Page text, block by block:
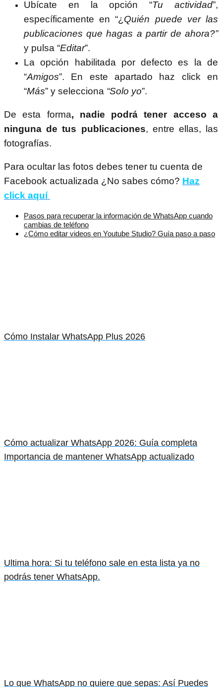
Ubícate en la opción “Tu actividad”,
específicamente en “¿ Quién puede ver las
publicaciones que hagas a partir de ahora?”
y pulsa “Editar”.
La opción habilitada por defecto es la de
“Amigos”. En este apartado haz click en
“Más” y selecciona “Solo yo”.
De esta forma, nadie podrá tener acceso a
ninguna de tus publicaciones, entre ellas, las
fotografías.
Para ocultar las fotos debes tener tu cuenta de
Facebook actualizada ¿No sabes cómo? Haz
click aquí
Pasos para recuperar la información de WhatsApp cuando
cambias de teléfono
¿Cómo editar videos en Youtube Studio? Guía paso a paso
Cómo Instalar WhatsApp Plus 2026
Cómo actualizar WhatsApp 2026: Guía completa
Importancia de mantener WhatsApp actualizado
Ultima hora: Si tu teléfono sale en esta lista ya no
podrás tener WhatsApp.
Lo que WhatsApp no quiere que sepas: Así Puedes